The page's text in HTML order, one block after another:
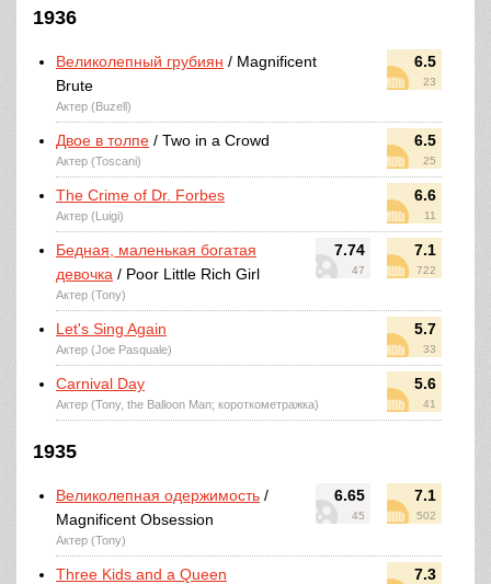
1936
6.5
23
Великолепный грубиян / Magnificent
Brute
Актер (Buzell)
6.5
25
Двое в толпе / Two in a Crowd
Актер (Toscani)
6.6
11
The Crime of Dr. Forbes
Актер (Luigi)
7.74
47
7.1
722
Бедная, маленькая богатая
девочка / Poor Little Rich Girl
Актер (Tony)
5.7
33
Let's Sing Again
Актер (Joe Pasquale)
5.6
41
Carnival Day
Актер (Tony, the Balloon Man; короткометражка)
1935
6.65
45
7.1
502
Великолепная одержимость /
Magnificent Obsession
Актер (Tony)
7.3
Three Kids and a Queen